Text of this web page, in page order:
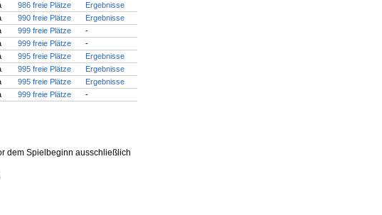
986 freie Plätze
Ergebnisse
990 freie Plätze
Ergebnisse
999 freie Plätze
-
999 freie Plätze
-
995 freie Plätze
Ergebnisse
995 freie Plätze
Ergebnisse
995 freie Plätze
Ergebnisse
999 freie Plätze -
dem Spielbeginn ausschließlich